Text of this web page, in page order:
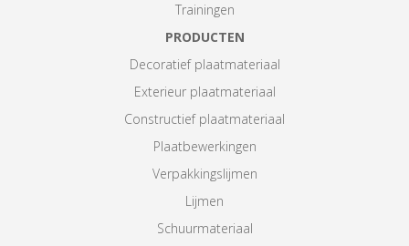
Trainingen
PRODUCTEN
Decoratief plaatmateriaal
Exterieur plaatmateriaal
Constructief plaatmateriaal
Plaatbewerkingen
Verpakkingslijmen
Lijmen
Schuurmateriaal